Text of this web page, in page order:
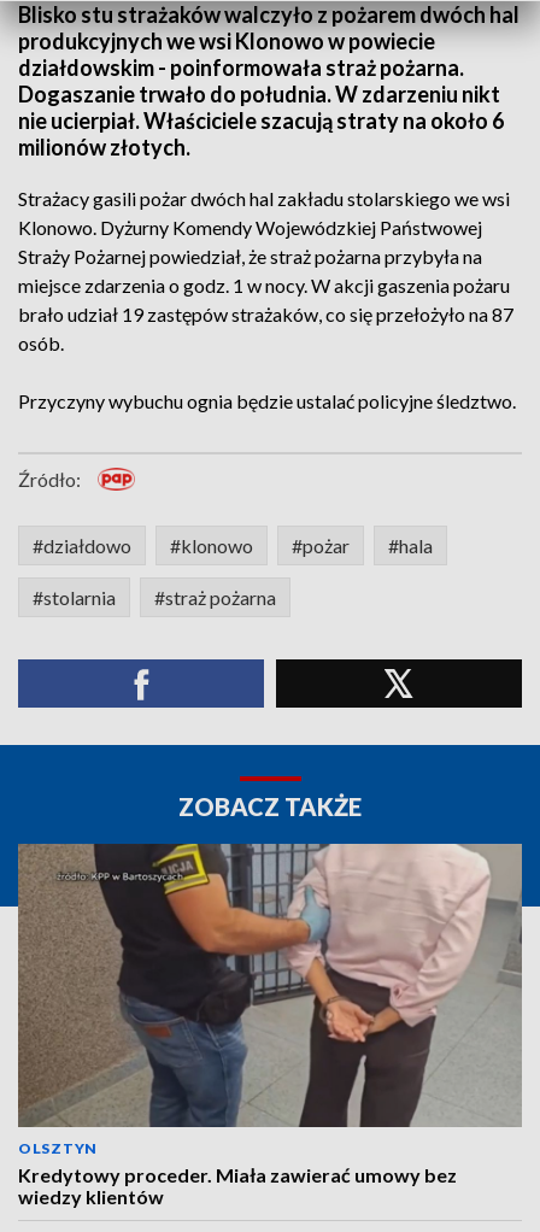
Blisko stu strażaków walczyło z pożarem dwóch hal
produkcyjnych we wsi Klonowo w powiecie
działdowskim - poinformowała straż pożarna.
Dogaszanie trwało do południa. W zdarzeniu nikt
nie ucierpiał. Właściciele szacują straty na około 6
milionów złotych.
Strażacy gasili pożar dwóch hal zakładu stolarskiego we wsi
Klonowo. Dyżurny Komendy Wojewódzkiej Państwowej
Straży Pożarnej powiedział, że straż pożarna przybyła na
miejsce zdarzenia o godz. 1 w nocy. W akcji gaszenia pożaru
brało udział 19 zastępów strażaków, co się przełożyło na 87
osób.
Przyczyny wybuchu ognia będzie ustalać policyjne śledztwo.
Źródło:
#działdowo #klonowo #pożar #hala
#stolarnia #straż pożarna
ZOBACZ TAKŻE
OLSZTYN
Kredytowy proceder. Miała zawierać umowy bez
wiedzy klientów